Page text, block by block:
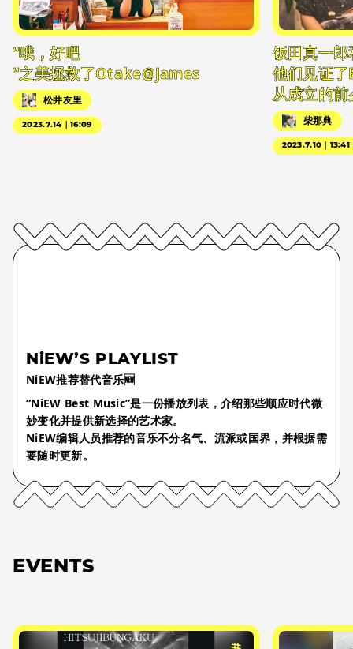
“哦，好吧
“之美拯救了Otake@James
松井友里
2023.7.14｜16:09
饭田真一
他们见证
从成立的
柴那典
2023.7.10｜13:41
NiEW’S PLAYLIST
NiEW推荐替代音乐🆕
“NiEW Best Music”是一份播放列表，介绍那些顺应时代微
妙变化并提供新选择的艺术家。
NiEW编辑人员推荐的音乐不分名气、流派或国界，并根据需
要随时更新。
EVENTS